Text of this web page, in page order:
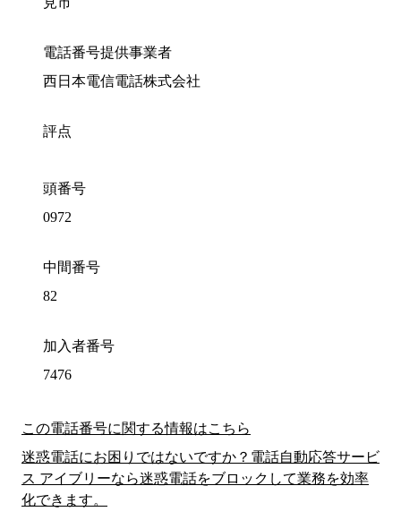
電話番号提供事業者
西日本電信電話株式会社
評点
頭番号
0972
中間番号
82
加入者番号
7476
この電話番号に関する情報はこちら
迷惑電話にお困りではないですか？電話自動応答サービ
ス アイブリーなら迷惑電話をブロックして業務を効率
化できます。